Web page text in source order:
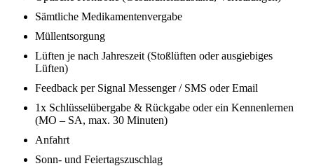
Sämtliche Medikamentenvergabe
Müllentsorgung
Lüften je nach Jahreszeit (Stoßlüften oder ausgiebiges
Lüften)
Feedback per Signal Messenger / SMS oder Email
1x Schlüsselübergabe & Rückgabe oder ein Kennenlernen
(MO – SA, max. 30 Minuten)
Anfahrt
Sonn- und Feiertagszuschlag